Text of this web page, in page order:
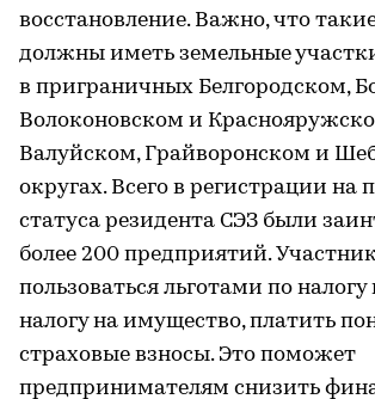
восстановление. Важно, что
должны иметь земельные
в приграничных Белгородском,
Волоконовском и
Валуйском, Грайворонском и
округах. Всего в регистрации на
статуса резидента СЭЗ были
более 200 предприятий.
пользоваться льготами по
налогу на имущество, платить
страховые взносы. Это поможет
предпринимателям снизить